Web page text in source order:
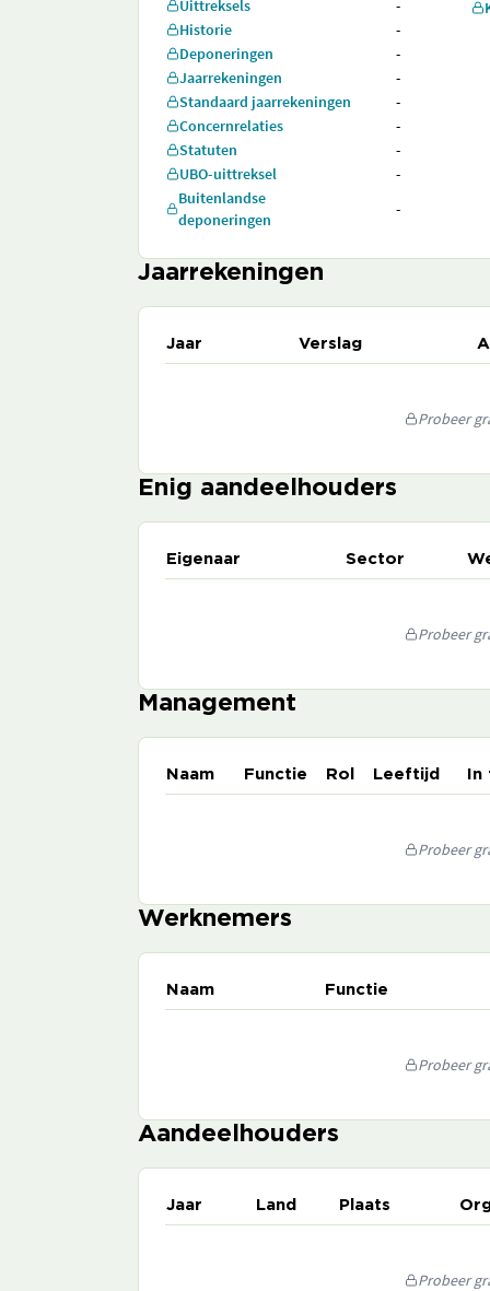
Uittreksels
-
Historie
-
Deponeringen
-
Jaarrekeningen
-
Standaard jaarrekeningen
-
Concernrelaties
-
Statuten
-
UBO-uittreksel
-
Buitenlandse
deponeringen
-
Jaarrekeningen
Jaar Verslag
Probeer
Enig aandeelhouders
Eigenaar Sector
Probeer
Management
Naam Functie Rol Leeftijd
Probeer
Werknemers
Naam Functie
Probeer
Aandeelhouders
Jaar Land Plaats
Probeer